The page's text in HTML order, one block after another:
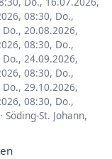
08:30, Do.,
Do., 20.08.2026,
08:30, Do.,
Do., 24.09.2026,
08:30, Do.,
Do., 29.10.2026,
08:30, Do.,
· Söding-St. Johann,